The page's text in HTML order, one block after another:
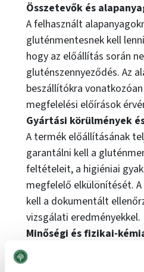
Összetevők és
A felhasznált
gluténmentesnek kell
hogy az előállítás során
gluténszennyeződés. Az
beszállítókra
megfelelési előírások
Gyártási körülmények
A termék előállításának
garantálni kell a
feltételeit, a higiéniai
megfelelő elkülönítését.
kell a dokumentált
vizsgálati eredményekkel.
Minőségi és fizikai-
A pályázó termékeknek a
előírásain túl meg kell